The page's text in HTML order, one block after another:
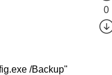
/Backup"
0